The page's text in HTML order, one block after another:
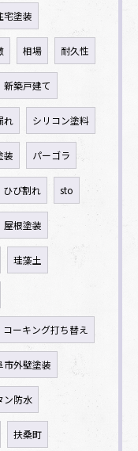
宅塗装
相場 耐久性
新築戸建て
れ シリコン塗料
装 パーゴラ
ひび割れ sto
根塗装
珪藻土
コーキング打ち替え
市外壁塗装
ン防水
扶桑町